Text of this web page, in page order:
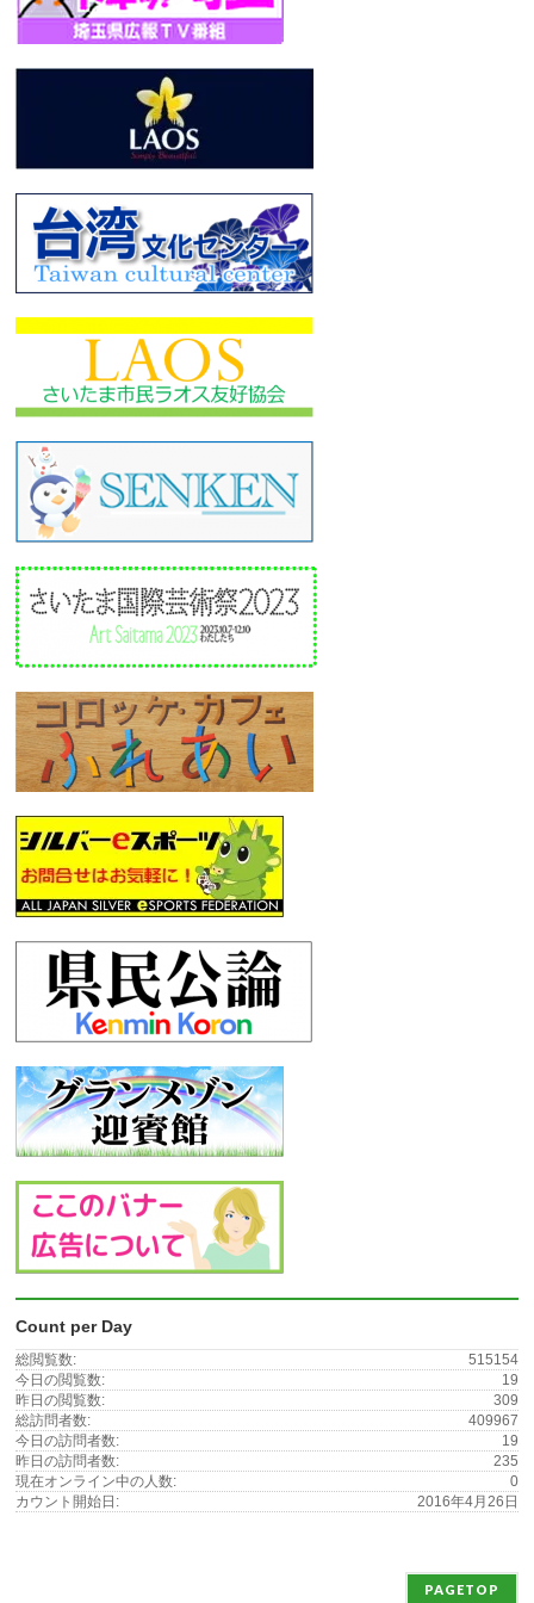
Count per Day
515154
総閲覧数:
19
今日の閲覧数:
309
昨日の閲覧数:
409967
総訪問者数:
19
今日の訪問者数:
235
昨日の訪問者数:
0
現在オンライン中の人数:
2016年4月26日
カウント開始日:
PAGETOP